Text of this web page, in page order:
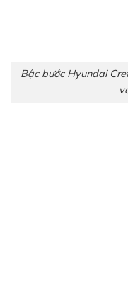
Bậc bước Hyundai